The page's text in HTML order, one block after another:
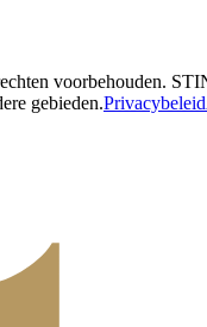
voorbehouden.
gebieden.Privacybeleid